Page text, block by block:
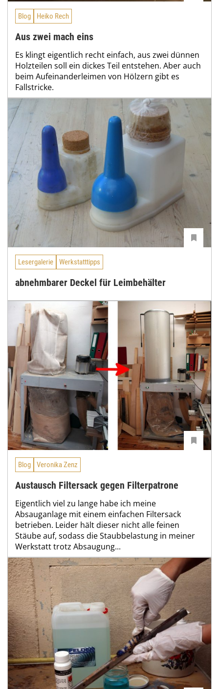
Blog Heiko Rech
Aus zwei mach eins
Es klingt eigentlich recht einfach, aus zwei dünnen
Holzteilen soll ein dickes Teil entstehen. Aber auch
beim Aufeinanderleimen von Hölzern gibt es
Fallstricke.
Lesergalerie Werkstatttipps
abnehmbarer Deckel für Leimbehälter
Blog Veronika Zenz
Austausch Filtersack gegen Filterpatrone
Eigentlich viel zu lange habe ich meine
Absauganlage mit einem einfachen Filtersack
betrieben. Leider hält dieser nicht alle feinen
Stäube auf, sodass die Staubbelastung in meiner
Werkstatt trotz Absaugung...